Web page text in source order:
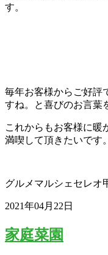
す。
毎年お客様からご好評
すね。と喜びのお言葉
これからもお客様に暖
満喫して頂きたいです。
グルメマルシェセレオ
2021年04月22日
家庭菜園